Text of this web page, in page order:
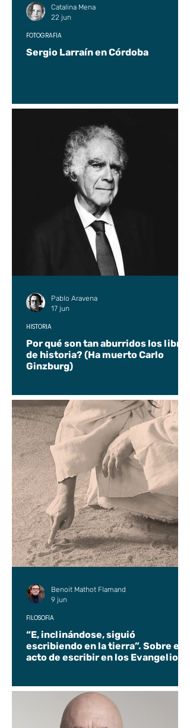
Sergio Larraín en Córdoba
FOTOGRAFÍA
Catalina Mena
22 jun
Por qué son tan aburridos los libros
de historia? (Ha muerto Carlo
Ginzburg)
HISTORIA
Pablo Aravena
17 jun
“E, inclinándose, siguió
escribiendo en la tierra”. Sobre el
acto de escribir en los Evangelios.
FILOSOFÍA
Benoit Mathot Flamand
9 jun